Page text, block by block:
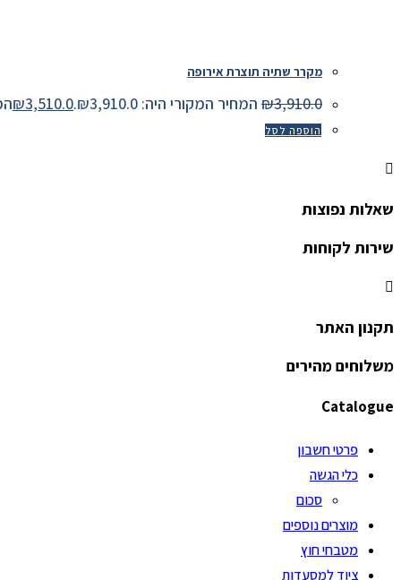
מקרר שתיה תוצרת אירופה
₪3,910.0 המחיר המקורי היה: ₪3,910.0. ₪3,510.0
הוספה לסל
שאלות נפוצות
שירות לקוחות
תקנון האתר
משלוחים מהירים
Catalogue
פרטי חשבון
כלי הגשה
סכום
מוצרים נוספים
מטבחי חוץ
ציוד למסעדות